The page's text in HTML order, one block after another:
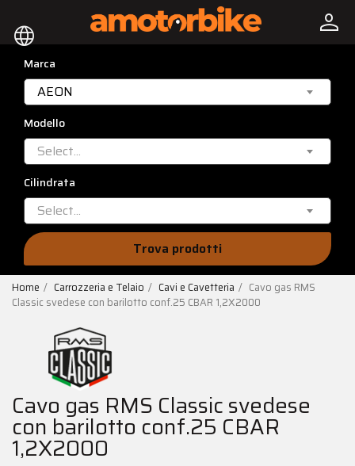
language person
Marca
AEON
Modello
Select...
Cilindrata
Select...
Trova prodotti
Home Carrozzeria e Telaio Cavi e Cavetteria
Cavo gas RMS
Classic svedese con barilotto conf.25 CBAR 1,2X2000
Cavo gas RMS Classic svedese
con barilotto conf.25 CBAR
1,2X2000